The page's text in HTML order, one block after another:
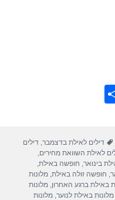
גארדן – אילת 19/01/2019
e
תגיות
דילים לאילת בדצמבר ,דילים
לאילת השוואת מחירים
בינואר חופשה באילת
חופשה זולה באילת ,מלונות
באילת ברגע האחרון ,מלונות
,מלונות באילת לנוער ,מלונות